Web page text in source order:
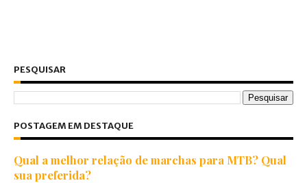
PESQUISAR
POSTAGEM EM DESTAQUE
Qual a melhor relação de marchas para MTB? Qual
sua preferida?